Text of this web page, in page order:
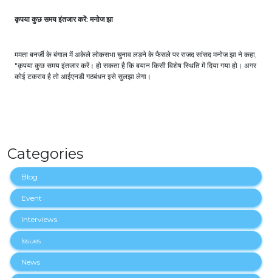
कृपया कुछ समय इंतजार करें: मनोज झा
ममता बनर्जी के बंगाल में अकेले लोकसभा चुनाव लड़ने के फैसले पर राजद सांसद मनोज झा ने कहा,
"कृपया कुछ समय इंतजार करें। हो सकता है कि बयान किसी विशेष स्थिति में दिया गया हो। अगर
कोई टकराव है तो आईएनडी गठबंधन इसे सुलझा लेगा।
Categories
Blog
Event
Interviews
Issues
News